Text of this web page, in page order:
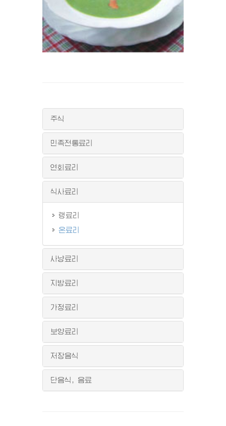
주식
민족전통료리
연회료리
식사료리
랭료리
온료리
사냥료리
지방료리
가정료리
보양료리
저장음식
단음식, 음료